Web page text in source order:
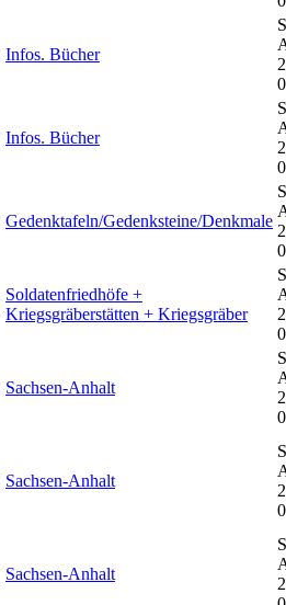
Infos. Bücher
Infos. Bücher
Gedenktafeln/Gedenksteine/Denkmale
Soldatenfriedhöfe +
Kriegsgräberstätten + Kriegsgräber
Sachsen-Anhalt
Sachsen-Anhalt
Sachsen-Anhalt